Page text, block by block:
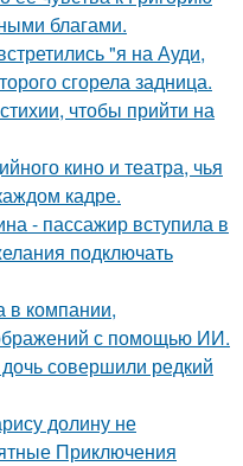
благами.
"я на Ауди,
сгорела задница.
чтобы прийти на
кино и театра, чья
кадре.
- пассажир вступила в
подключать
в компании,
с помощью ИИ.
совершили редкий
долину не
Приключения